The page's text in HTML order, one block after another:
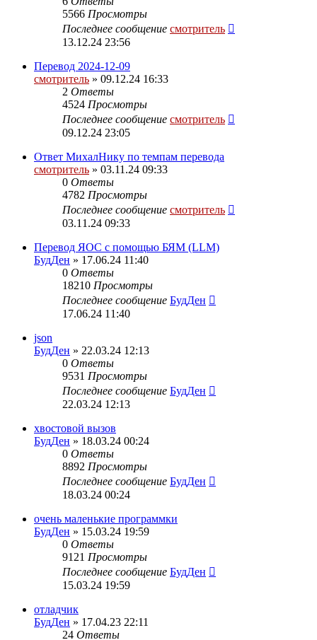
5566 Просмотры
Последнее сообщение смотритель
13.12.24 23:56
Перевод 2024-12-09
смотритель » 09.12.24 16:33
2 Ответы
4524 Просмотры
Последнее сообщение смотритель
09.12.24 23:05
Ответ МихалНику по темпам перевода
смотритель » 03.11.24 09:33
0 Ответы
4782 Просмотры
Последнее сообщение смотритель
03.11.24 09:33
Перевод ЯОС с помощью БЯМ (LLM)
БудДен » 17.06.24 11:40
0 Ответы
18210 Просмотры
Последнее сообщение БудДен
17.06.24 11:40
json
БудДен » 22.03.24 12:13
0 Ответы
9531 Просмотры
Последнее сообщение БудДен
22.03.24 12:13
хвостовой вызов
БудДен » 18.03.24 00:24
0 Ответы
8892 Просмотры
Последнее сообщение БудДен
18.03.24 00:24
очень маленькие программки
БудДен » 15.03.24 19:59
0 Ответы
9121 Просмотры
Последнее сообщение БудДен
15.03.24 19:59
отладчик
БудДен » 17.04.23 22:11
24 Ответы